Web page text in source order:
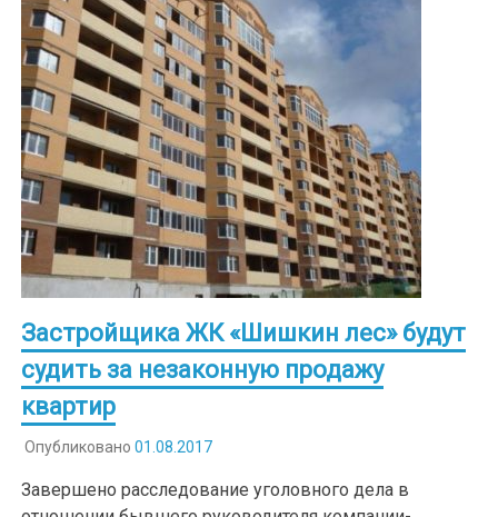
Застройщика ЖК «Шишкин лес» будут
судить за незаконную продажу
квартир
Опубликовано 01.08.2017
Завершено расследование уголовного дела в